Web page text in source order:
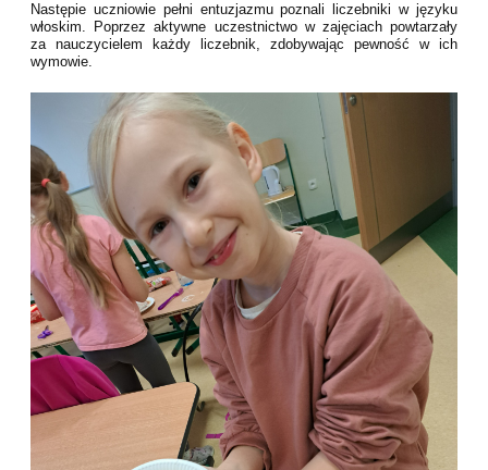
Następie uczniowie pełni entuzjazmu poznali liczebniki w języku
włoskim. Poprzez aktywne uczestnictwo w zajęciach powtarzały
za nauczycielem każdy liczebnik, zdobywając pewność w ich
wymowie.